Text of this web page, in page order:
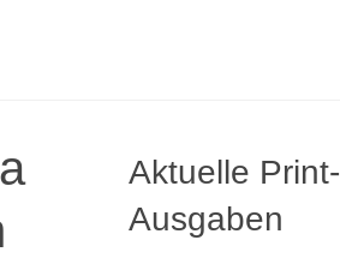
Aktuelle Print-
Ausgaben